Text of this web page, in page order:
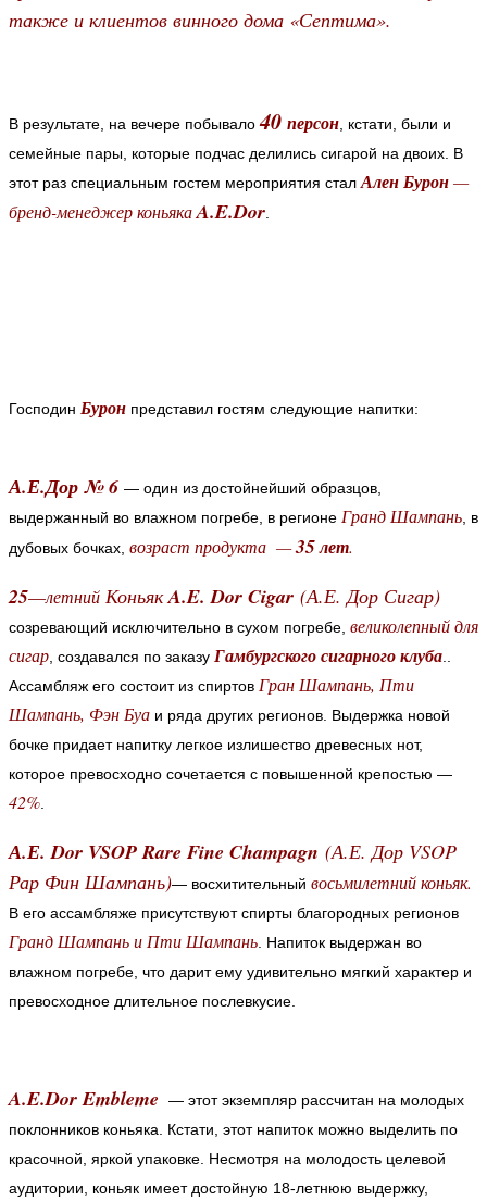
также и клиентов винного дома «Септима».
В результате, на вечере побывало40 персон , кстати, были и
семейные пары, которые подчас делились сигарой на двоих. В
этот раз специальным гостем мероприятия стал Ален Бурон—
бренд-менеджер коньякаA.E.Dor
Господин Бурон представил гостям следующие напитки:
А.Е.Дор № 6 — один из достойнейший образцов,
выдержанный во влажном погребе, в регионе Гранд Шампань , в
дубовых бочках, возраст продукта —35лет.
25—летний КоньякA.E. Dor Cigar (А.Е. Дор Сигар)
созревающий исключительно в сухом погребе, великолепный для
сигар , создавался по заказу Гамбургского сигарного клуба
Ассамбляж его состоит из спиртов Гран Шампань, Пти
Шампань, Фэн Буа и ряда других регионов. Выдержка новой
бочке придает напитку легкое излишество древесных нот,
которое превосходно сочетается с повышенной крепостью —
42%
А.Е. Dor VSOP Rare Fine Champagn (А.Е. Дор VSOP
Рар Фин Шампань)— восхитительный восьмилетний коньяк.
В его ассамбляже присутствуют спирты благородных регионов
Гранд Шампань и Пти Шампань . Напиток выдержан во
влажном погребе, что дарит ему удивительно мягкий характер и
превосходное длительное послевкусие.
A.E.Dor Embleme
— этот экземпляр рассчитан на молодых
поклонников коньяка. Кстати, этот напиток можно выделить по
красочной, яркой упаковке. Несмотря на молодость целевой
аудитории, коньяк имеет достойную 18-летнюю выдержку,